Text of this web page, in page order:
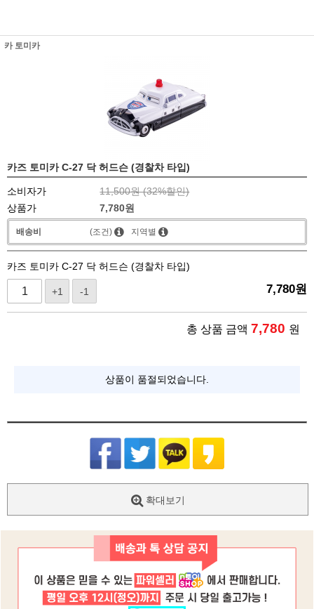
카 토미카
카즈 토미카 C-27 닥 허드슨 (경찰차 타입)
소비자가 11,500원 (32%할인)
상품가
7,780원
배송비 (조건) 지역별
카즈 토미카 C-27 닥 허드슨 (경찰차 타입)
+1 -1 7,780원
총 상품 금액 7,780 원
상품이 품절되었습니다.
확대보기